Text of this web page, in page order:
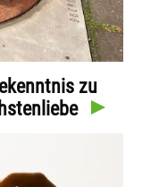
zu